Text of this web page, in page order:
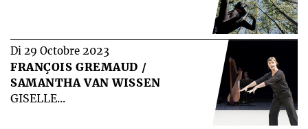
Di 29 Octobre 2023
FRANÇOIS GREMAUD /
SAMANTHA VAN WISSEN
GISELLE...